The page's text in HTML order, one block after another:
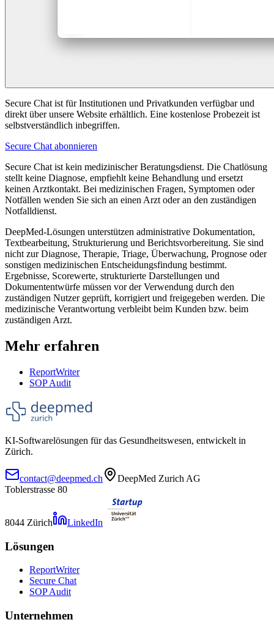
Secure Chat ist für Institutionen und Privatkunden verfügbar und
direkt über unsere Website erhältlich. Eine kostenlose Probezeit ist
selbstverständlich inbegriffen.
Secure Chat abonnieren
Secure Chat ist kein medizinischer Beratungsdienst. Die Chatlösung
stellt keine Diagnose, empfiehlt keine Behandlung und ersetzt
keinen Arztkontakt. Bei medizinischen Fragen, Symptomen oder
Notfällen wenden Sie sich an einen Arzt oder an den zuständigen
Notfalldienst.
DeepMed-Lösungen unterstützen administrative Dokumentation,
Textbearbeitung, Strukturierung und Berichtsvorbereitung. Sie sind
nicht zur Diagnose, Therapie, Triage, Überwachung, Prognose oder
sonstigen medizinischen Entscheidungsfindung bestimmt.
Ergebnisse, Scorewerte, strukturierte Darstellungen und
Dokumententwürfe müssen vor der Verwendung durch den
zuständigen Nutzer geprüft, korrigiert und freigegeben werden. Die
medizinische Verantwortung verbleibt beim Kunden bzw. beim
zuständigen Arzt.
Mehr erfahren
ReportWriter
SOP Audit
KI-Softwarelösungen für das Gesundheitswesen, entwickelt in
Zürich.
contact@deepmed.ch
DeepMed Zurich AG
Toblerstrasse 80
8044 Zürich LinkedIn
Lösungen
ReportWriter
Secure Chat
SOP Audit
Unternehmen